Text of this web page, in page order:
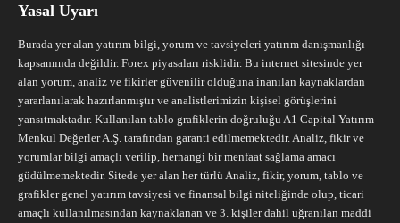
Yasal Uyarı
Burada yer alan yatırım bilgi, yorum ve tavsiyeleri yatırım danışmanlığı
kapsamında değildir. Forex piyasaları risklidir. Bu internet sitesinde yer
alan yorum, analiz ve fikirler güvenilir olduğuna inanılan kaynaklardan
yararlanılarak hazırlanmıştır ve analistlerimizin kişisel görüşlerini
yansıtmaktadır. Kullanılan tablo grafiklerin doğruluğu A1 Capital Yatırım
Menkul Değerler A.Ş. tarafından garanti edilmemektedir. Analiz, fikir ve
yorumlar bilgi amaçlı verilip, herhangi bir menfaat sağlama amacı
güdülmemektedir. Sitede yer alan her türlü Analiz, fikir, yorum, tablo ve
grafikler genel yatırım tavsiyesi ve finansal bilgi niteliğinde olup, ticari
amaçlı kullanılmasından kaynaklanan ve 3. kişiler dahil uğranılan maddi